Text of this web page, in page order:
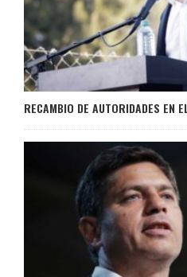
RECAMBIO DE AUTORIDADES EN